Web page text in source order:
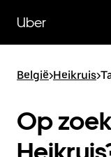
naar
hoofdinhoud
Uber
België>Heikruis>
Op